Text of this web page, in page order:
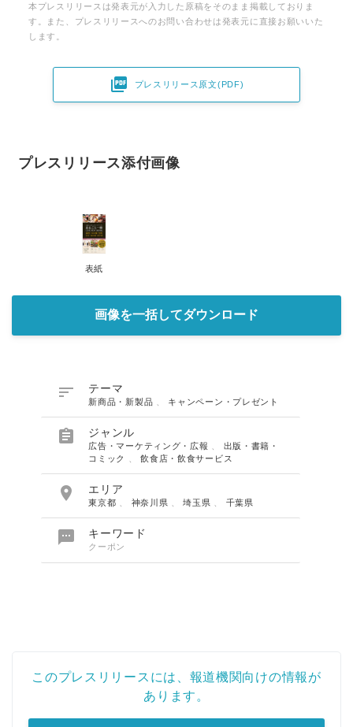
本プレスリリースは発表元が入力した原稿をそのまま掲載しておりま
す。また、プレスリリースへのお問い合わせは発表元に直接お願いいた
します。
 プレスリリース原文(PDF)
プレスリリース添付画像
表紙
画像を一括してダウンロード
 テーマ
新商品・新製品 キャンペーン・プレゼント
 ジャンル
広告・マーケティング・広報
出版・書籍・
コミック
、飲食店・飲食サービス
 エリア
東京都 神奈川県 、埼玉県 千葉県
 キーワード
クーポン
このプレスリリースには、報道機関向けの情報が
あります。